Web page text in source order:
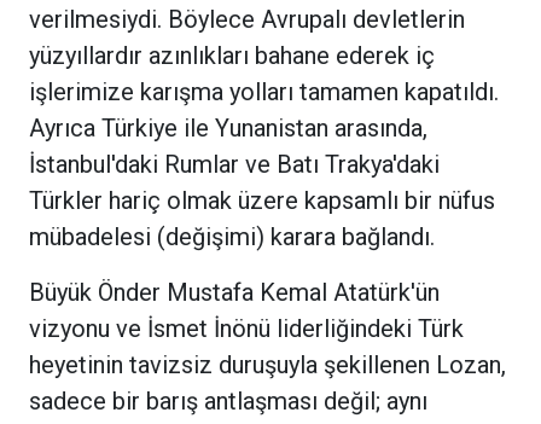
verilmesiydi. Böylece Avrupalı devletlerin
yüzyıllardır azınlıkları bahane ederek iç
işlerimize karışma yolları tamamen kapatıldı.
Ayrıca Türkiye ile Yunanistan arasında,
İstanbul'daki Rumlar ve Batı Trakya'daki
Türkler hariç olmak üzere kapsamlı bir nüfus
mübadelesi (değişimi) karara bağlandı.
Büyük Önder Mustafa Kemal Atatürk'ün
vizyonu ve İsmet İnönü liderliğindeki Türk
heyetinin tavizsiz duruşuyla şekillenen Lozan,
sadece bir barış antlaşması değil; aynı